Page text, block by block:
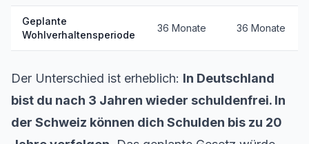
Geplante
Wohlverhaltensperiode
36 Monate 36 Monate
Der Unterschied ist erheblich: In Deutschland
bist du nach 3 Jahren wieder schuldenfrei. In
der Schweiz können dich Schulden bis zu 20